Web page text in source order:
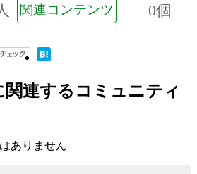
関連コンテンツ 0個
関連するコミュニティ
ありません